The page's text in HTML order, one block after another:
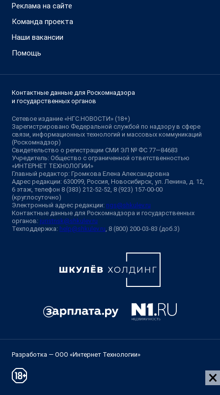
Реклама на сайте
Команда проекта
Наши вакансии
Помощь
Контактные данные для Роскомнадзора
и государственных органов
Сетевое издание «НГС.НОВОСТИ» (18+)
Зарегистрировано Федеральной службой по надзору в сфере
связи, информационных технологий и массовых коммуникаций
(Роскомнадзор)
Свидетельство о регистрации СМИ ЭЛ № ФС 77—84683
Учредитель: Общество с ограниченной ответственностью
«ИНТЕРНЕТ ТЕХНОЛОГИИ»
Главный редактор: Громкова Елена Александровна
Адрес редакции: 630099, Россия, Новосибирск, ул. Ленина, д. 12,
6 этаж, телефон 8 (383) 212-52-52, 8 (923) 157-00-00
(круглосуточно)
Электронный адрес редакции: ngs@shkulev.ru
Контактные данные для Роскомнадзора и государственных
органов: juristnsk@shkulev.ru
Техподдержка: help@shkulev.ru , 8 (800) 200-03-83 (доб.3)
Разработка — ООО «Интернет Технологии»